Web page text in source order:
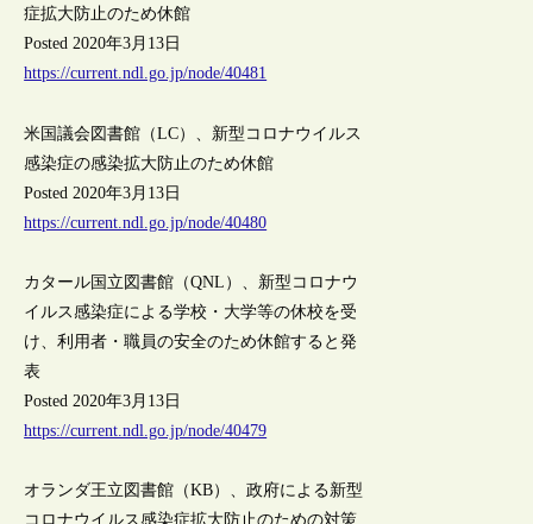
症拡大防止のため休館
Posted 2020年3月13日
https://current.ndl.go.jp/node/40481
米国議会図書館（LC）、新型コロナウイルス
感染症の感染拡大防止のため休館
Posted 2020年3月13日
https://current.ndl.go.jp/node/40480
カタール国立図書館（QNL）、新型コロナウ
イルス感染症による学校・大学等の休校を受
け、利用者・職員の安全のため休館すると発
表
Posted 2020年3月13日
https://current.ndl.go.jp/node/40479
オランダ王立図書館（KB）、政府による新型
コロナウイルス感染症拡大防止のための対策